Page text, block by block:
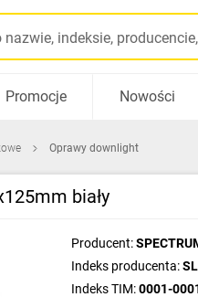
Promocje Nowości
Oprawy downlight
biały
Producent:
Indeks producenta:
Indeks TIM:0001-